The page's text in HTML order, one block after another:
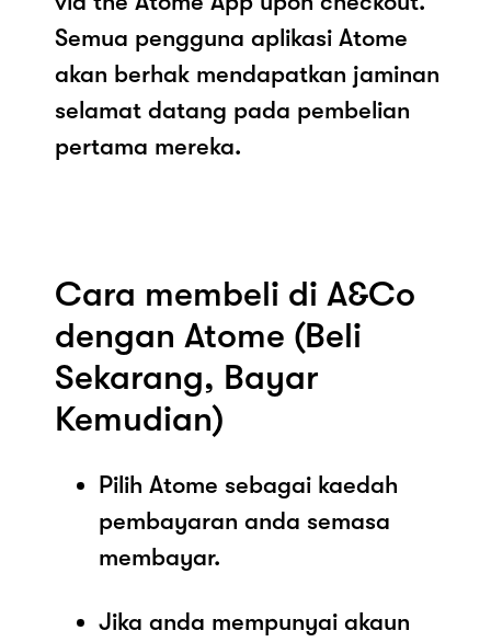
Semua pengguna aplikasi Atome
akan berhak mendapatkan jaminan
selamat datang pada pembelian
pertama mereka.
Cara membeli di A&Co
dengan Atome (Beli
Sekarang, Bayar
Kemudian)
Pilih Atome sebagai kaedah
pembayaran anda semasa
membayar.
Jika anda mempunyai akaun